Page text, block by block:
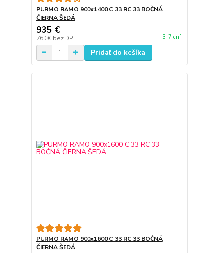
PURMO RAMO 900x1400 C 33 RC 33 BOČNÁ
ČIERNA ŠEDÁ
935 €
760 € bez DPH 3-7 dní
Pridať do košíka
PURMO RAMO 900x1600 C 33 RC 33 BOČNÁ
ČIERNA ŠEDÁ